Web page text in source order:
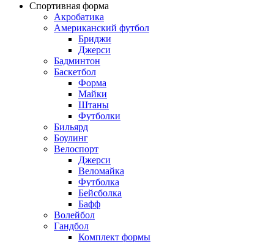
Спортивная форма
Акробатика
Американский футбол
Бриджи
Джерси
Бадминтон
Баскетбол
Форма
Майки
Штаны
Футболки
Бильярд
Боулинг
Велоспорт
Джерси
Веломайка
Футболка
Бейсболка
Бафф
Волейбол
Гандбол
Комплект формы